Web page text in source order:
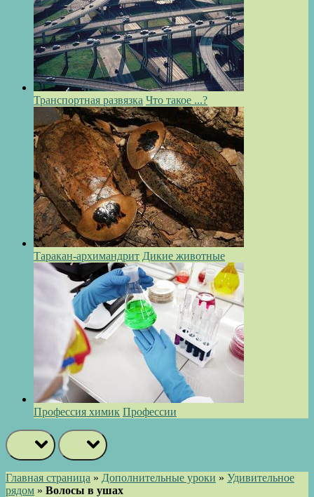
Транспортная развязка Что такое ...?
Таракан-архимандрит Дикие животные
Профессия химик Профессии
Главная страница » Дополнительные уроки » Удивительное
рядом » Волосы в ушах